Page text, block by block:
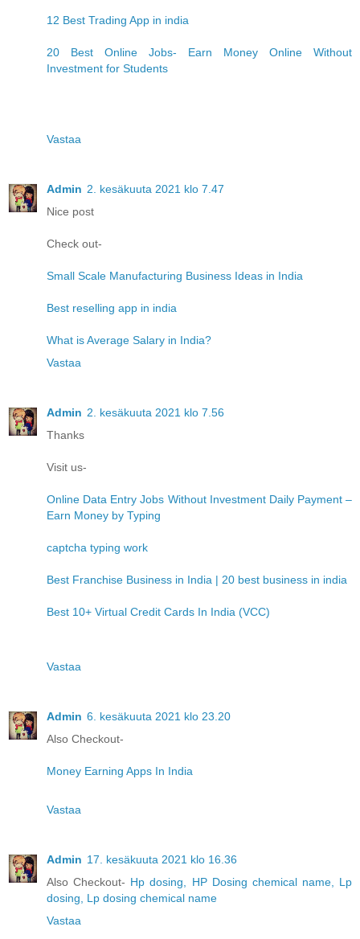
12 Best Trading App in india
20 Best Online Jobs- Earn Money Online Without
Investment for Students
Vastaa
Admin 2. kesäkuuta 2021 klo 7.47
Nice post
Check out-
Small Scale Manufacturing Business Ideas in India
Best reselling app in india
What is Average Salary in India?
Vastaa
Admin 2. kesäkuuta 2021 klo 7.56
Thanks
Visit us-
Online Data Entry Jobs Without Investment Daily Payment –
Earn Money by Typing
captcha typing work
Best Franchise Business in India | 20 best business in india
Best 10+ Virtual Credit Cards In India (VCC)
Vastaa
Admin 6. kesäkuuta 2021 klo 23.20
Also Checkout-
Money Earning Apps In India
Vastaa
Admin 17. kesäkuuta 2021 klo 16.36
Also Checkout- Hp dosing, HP Dosing chemical name, Lp
dosing, Lp dosing chemical name
Vastaa